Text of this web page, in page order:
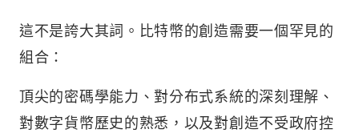
這不是誇大其詞。比特幣的創造需要一個罕見的
組合：
頂尖的密碼學能力、對分布式系統的深刻理解、
對數字貨幣歷史的熟悉，以及對創造不受政府控